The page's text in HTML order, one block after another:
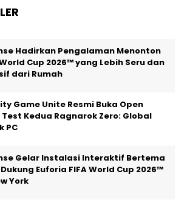
Hadirkan Pengalaman Menonton
World Cup 2026™ yang Lebih Seru dan
dari Rumah
Game Unite Resmi Buka Open
Kedua Ragnarok Zero: Global
PC
Gelar Instalasi Interaktif Bertema
Dukung Euforia FIFA World Cup 2026™
York